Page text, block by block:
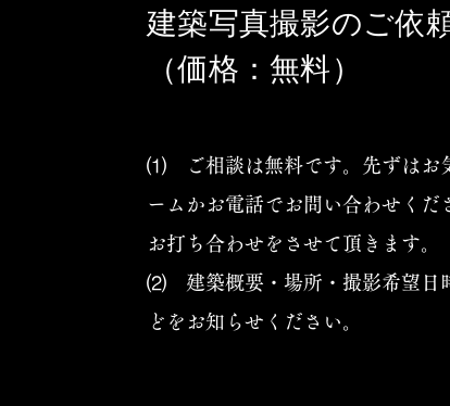
建築写真撮影のご依
（価格：無料）
⑴ ご相談は無料です。先ずはお
ームかお電話でお問い合わせくだ
お打ち合わせをさせて頂きます。
⑵ 建築概要・場所・撮影希望日
どをお知らせください。